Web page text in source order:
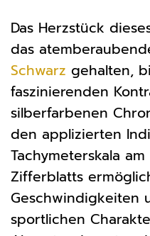
Das Herzstück
das
Schwarz gehalten,
faszinierenden
silberfarbenen
den applizierten
Tachymeterskala
Zifferblatts
Geschwindigkeiten
sportlichen